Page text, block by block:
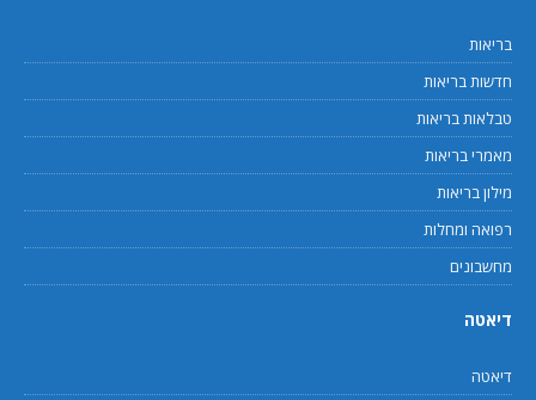
בריאות
חדשות בריאות
טבלאות בריאות
מאמרי בריאות
מילון בריאות
רפואה ומחלות
מחשבונים
דיאטה
דיאטה